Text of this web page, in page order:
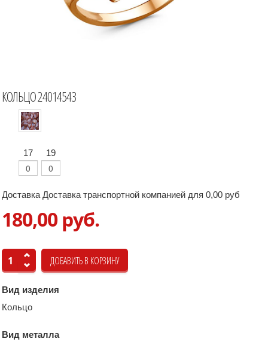
КОЛЬЦО 24014543
17 19
Доставка Доставка транспортной компанией для 0,00 руб
180,00 руб.
Вид изделия
Кольцо
Вид металла